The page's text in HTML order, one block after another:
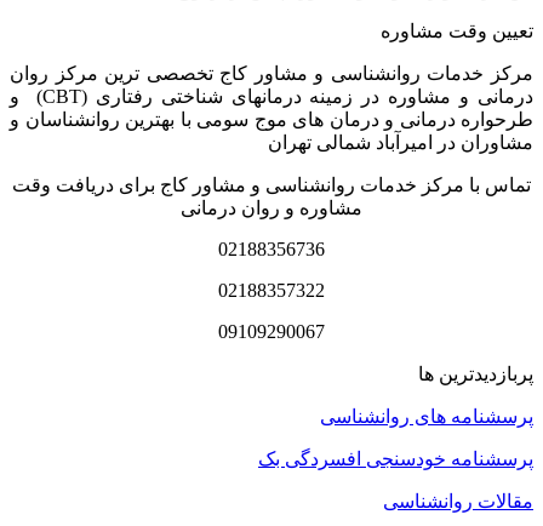
تعیین وقت مشاوره
مرکز خدمات روانشناسی و مشاور کاج تخصصی‏ ترین مرکز روان
درمانی و مشاوره در زمینه درمان‏های شناختی رفتاری (CBT) و
طرحواره درمانی و درمان های موج سومی با بهترین روانشناسان و
مشاوران در امیرآباد شمالی تهران
تماس با مرکز خدمات روانشناسی و مشاور کاج برای دریافت وقت
مشاوره و روان درمانی
02188356736
02188357322
09109290067
پربازدیدترین ها
پرسشنامه های روانشناسی
پرسشنامه خودسنجی افسردگی بک
مقالات روانشناسی